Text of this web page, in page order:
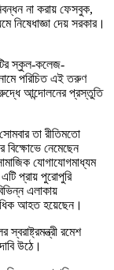
না করায় ফেসবুক,
নিষেধাজ্ঞা দেয় সরকার।
স্কুল-কলেজ-
পরিচিত এই তরুণ
আন্দোলনের প্রস্তুতি
তা রীতিমতো
নেমেছেন
যোগাযোগমাধ্যম
প্রায় পুরোপুরি
এলাকায়
আহত হয়েছেন।
রমেশ
উঠে।